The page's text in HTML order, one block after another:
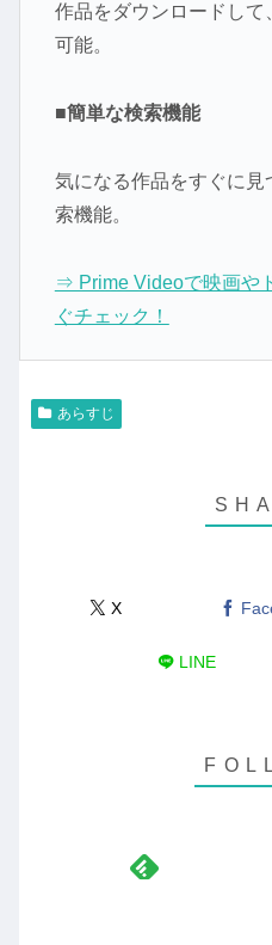
作品をダウンロードし
可能。
■簡単な検索機能
気になる作品をすぐに
索機能。
⇒ Prime Videoで映画や
ぐチェック！
あらすじ
X
LINE